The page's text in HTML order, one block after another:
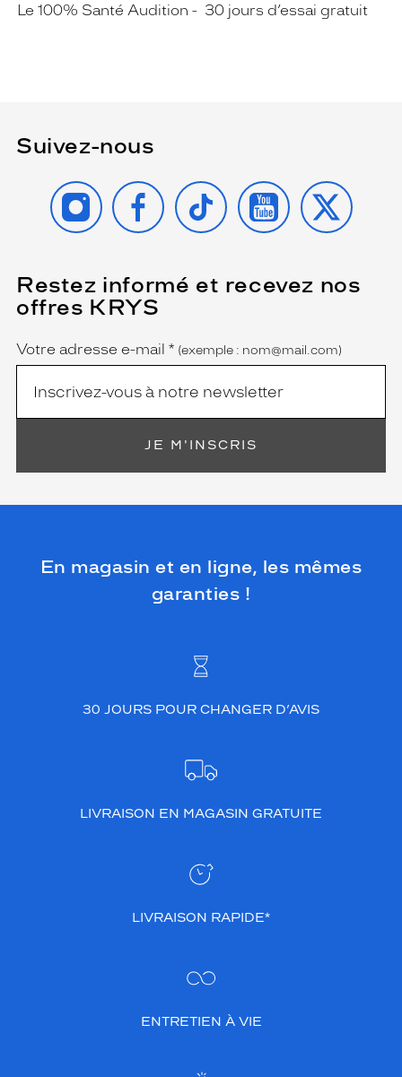
Le 100% Santé Audition
30 jours d’essai gratuit
Suivez-nous
INSTAGRAMFACEBOOK
TIKTOK YOUTUBE
X
Restez informé et recevez nos
offres KRYS
Name
Votre adresse e-mail *
(Ce
champ
est
obligatoire)
(exemple : nom@mail.com)
JE M'INSCRIS
En magasin et en ligne, les mêmes
garanties !
30 JOURS POUR CHANGER D’AVIS
LIVRAISON EN MAGASIN GRATUITE
LIVRAISON RAPIDE*
ENTRETIEN À VIE